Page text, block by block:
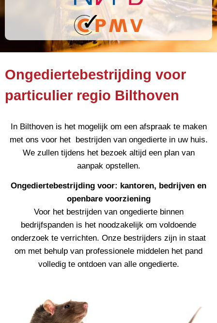
Ongediertebestrijding voor
particulier regio Bilthoven
In Bilthoven is het mogelijk om een afspraak te maken
met ons voor het bestrijden van ongedierte in uw huis.
We zullen tijdens het bezoek altijd een plan van
aanpak opstellen.
Ongediertebestrijding voor: kantoren, bedrijven en
openbare voorziening
Voor het bestrijden van ongedierte binnen
bedrijfspanden is het noodzakelijk om voldoende
onderzoek te verrichten. Onze bestrijders zijn in staat
om met behulp van professionele middelen het pand
volledig te ontdoen van alle ongedierte.